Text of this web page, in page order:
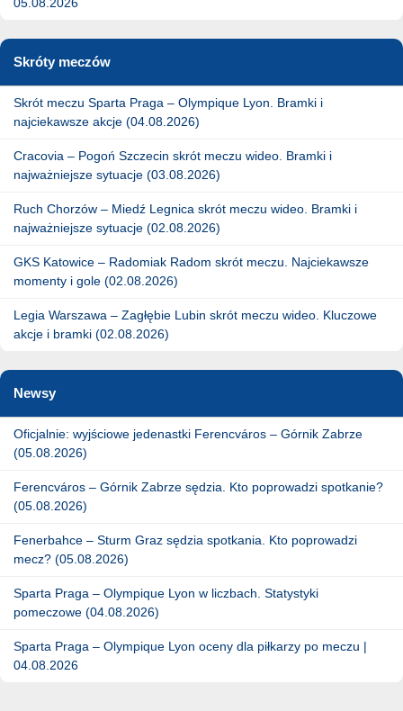
Skróty meczów
Skrót meczu Sparta Praga – Olympique Lyon. Bramki i
najciekawsze akcje (04.08.2026)
Cracovia – Pogoń Szczecin skrót meczu wideo. Bramki i
najważniejsze sytuacje (03.08.2026)
Ruch Chorzów – Miedź Legnica skrót meczu wideo. Bramki i
najważniejsze sytuacje (02.08.2026)
GKS Katowice – Radomiak Radom skrót meczu. Najciekawsze
momenty i gole (02.08.2026)
Legia Warszawa – Zagłębie Lubin skrót meczu wideo. Kluczowe
akcje i bramki (02.08.2026)
Newsy
Oficjalnie: wyjściowe jedenastki Ferencváros – Górnik Zabrze
(05.08.2026)
Ferencváros – Górnik Zabrze sędzia. Kto poprowadzi spotkanie?
(05.08.2026)
Fenerbahce – Sturm Graz sędzia spotkania. Kto poprowadzi
mecz? (05.08.2026)
Sparta Praga – Olympique Lyon w liczbach. Statystyki
pomeczowe (04.08.2026)
Sparta Praga – Olympique Lyon oceny dla piłkarzy po meczu |
04.08.2026